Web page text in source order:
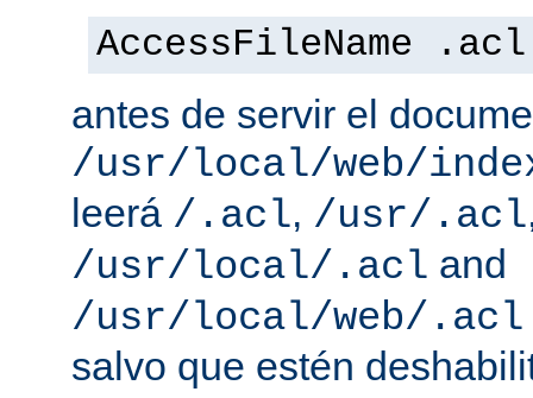
AccessFileName .acl
antes de servir el
/usr/local/web/
leerá /.acl, /usr/.acl
/usr/local/.acl and
/usr/local/web/.acl
salvo que estén